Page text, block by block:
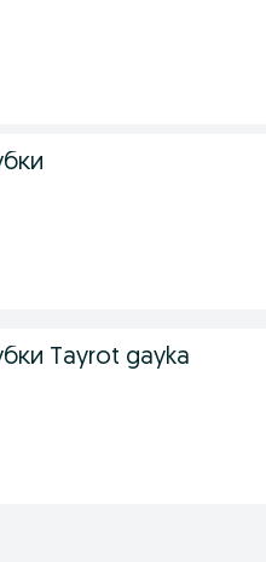
Tayrot gayka